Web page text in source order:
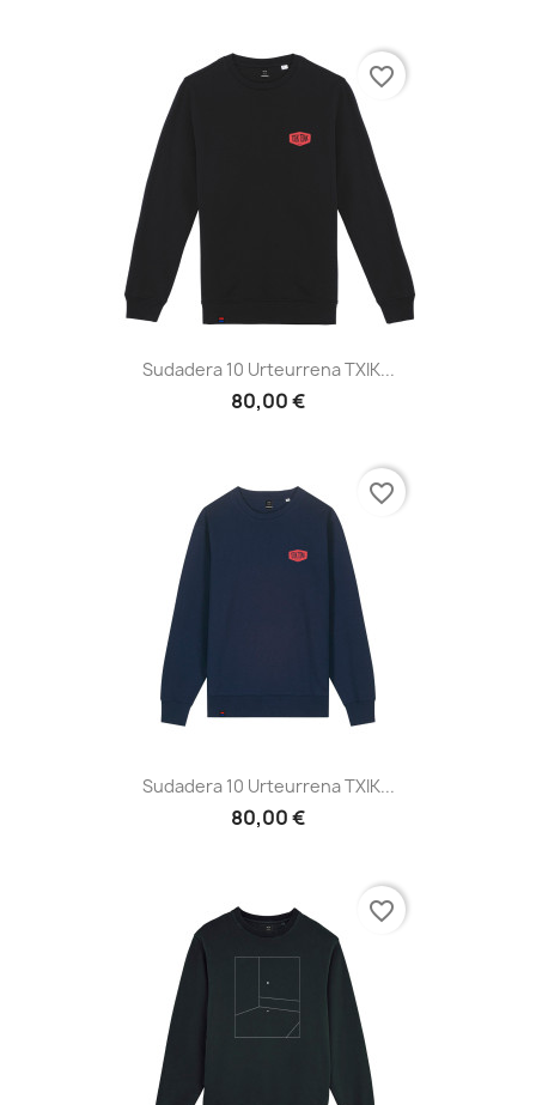
Sudadera 10 Urteurrena TXIK...
80,00 €
favorite_border
Sudadera 10 Urteurrena TXIK...
80,00 €
favorite_border
favorite_border